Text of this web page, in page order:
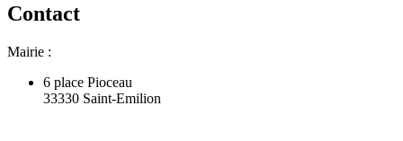
Contact
Mairie :
6 place Pioceau
33330 Saint-Emilion